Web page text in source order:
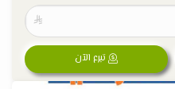

تبرع الآن